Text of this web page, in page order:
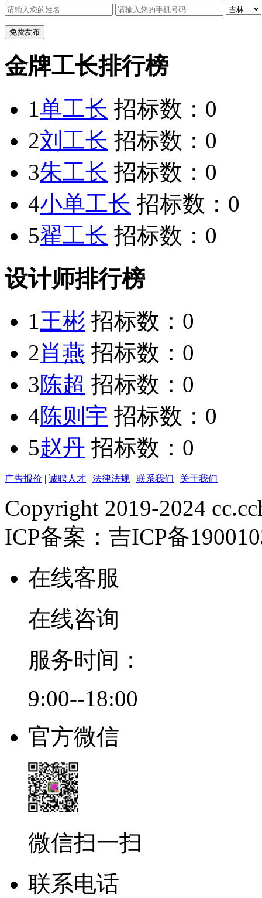
金牌工长排行榜
1单工长 招标数： 0
2刘工长 招标数： 0
3朱工长 招标数： 0
4小单工长 招标数： 0
5翟工长 招标数： 0
设计师排行榜
1王彬 招标数： 0
2肖燕 招标数： 0
3陈超 招标数： 0
4陈则宇 招标数： 0
5赵丹 招标数： 0
广告报价 | 诚聘人才 | 法律法规 | 联系我们 | 关于我们
Copyright 2019-2024
ICP备案：吉ICP备
在线客服
在线咨询
服务时间：
9:00--18:00
官方微信
微信扫一扫
联系电话